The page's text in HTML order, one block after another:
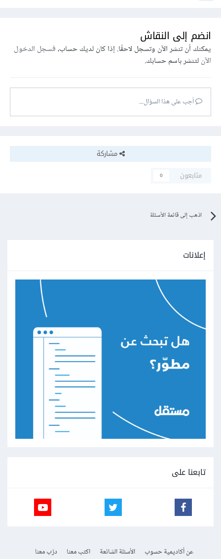
انضم إلى النقاش
يمكنك أن تنشر الآن وتسجل لاحقًا. إذا كان لديك حساب،فسجل الدخول
الآنلتنشر باسم حسابك.
أجب على هذا السؤال...
مشاركة
متابعون
0
اذهب إلى قائمة الأسئلة
إعلانات
تابعنا على
عن أكاديمية حسوب الأسئلة الشائعة اكتب معنا
درّب معنا